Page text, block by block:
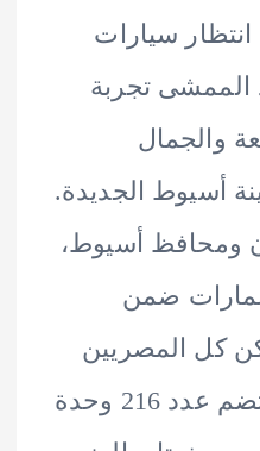
سيارات
تجربة
الجديدة.
أسيوط،
ضمن
المرحله السادسة)، وتضم عدد 216 وحدة